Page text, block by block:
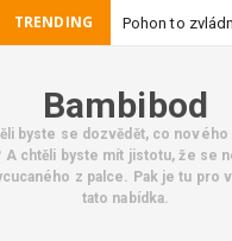
TRENDING Pohon to
Bambibod
byste se dozvědět, co nového
A chtěli byste mít jistotu, že se
z palce. Pak je tu pro
tato nabídka.